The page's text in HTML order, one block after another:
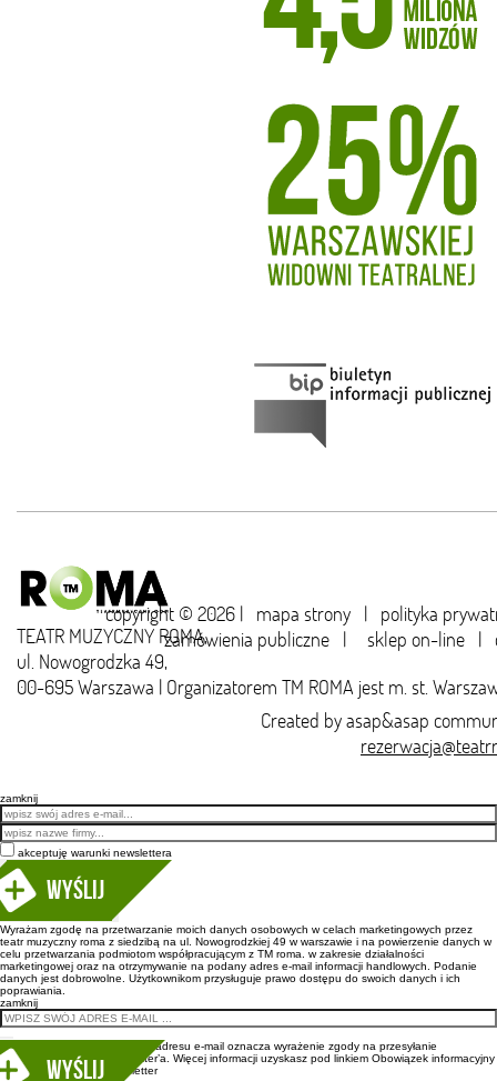
copyright © 2026 | mapa strony | polityka
zamówienia publiczne | sklep on-line |
TEATR MUZYCZNY ROMA,
ul. Nowogrodzka 49,
00-695 Warszawa | Organizatorem TM ROMA jest m. st.
Created byasap&asap
zamknij
Email
akceptuję warunki newslettera
Wyślij
Wyrażam zgodę na przetwarzanie moich danych osobowych w celach marketingowych przez
teatr muzyczny roma z siedzibą na ul. Nowogrodzkiej 49 w warszawie i na powierzenie danych w
celu przetwarzania podmiotom współpracującym z TM roma. w zakresie działalności
marketingowej oraz na otrzymywanie na podany adres e-mail informacji handlowych. Podanie
danych jest dobrowolne. Użytkownikom przysługuje prawo dostępu do swoich danych i ich
poprawiania.
zamknij
Wpisanie adresu e-mail oznacza wyrażenie zgody na przesyłanie
newsletter’a. Więcej informacji uzyskasz pod linkiem Obowiązek informacyjny
newsletter